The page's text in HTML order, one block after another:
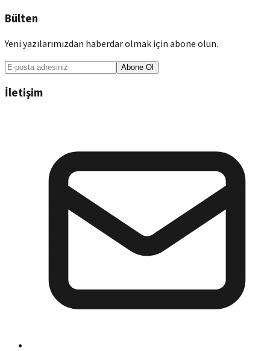
Bülten
Yeni yazılarımızdan haberdar olmak için abone olun.
Abone Ol
İletişim